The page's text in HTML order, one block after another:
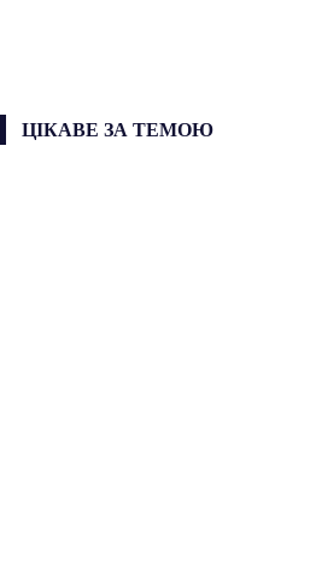
ЦІКАВЕ ЗА ТЕМОЮ